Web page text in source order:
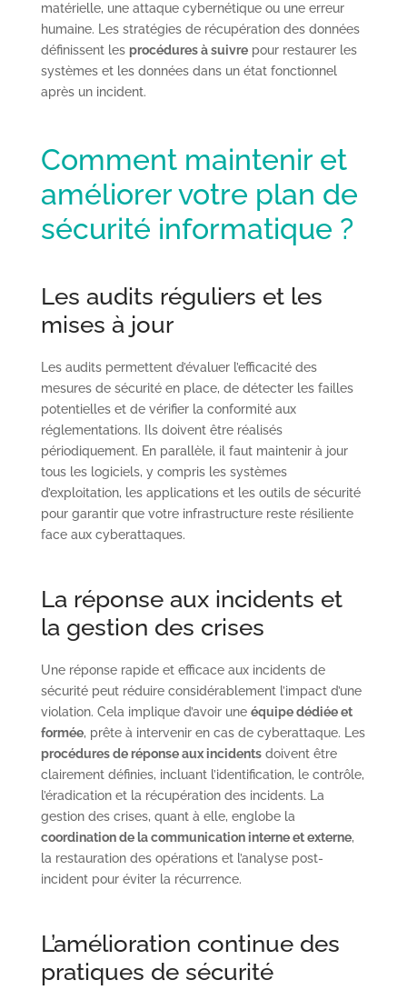
matérielle, une attaque cybernétique ou une erreur
humaine. Les stratégies de récupération des données
définissent les procédures à suivrepour restaurer les
systèmes et les données dans un état fonctionnel
après un incident.
Comment maintenir et
améliorer votre plan de
sécurité informatique ?
Les audits réguliers et les
mises à jour
Les audits permettent d’évaluer l’efficacité des
mesures de sécurité en place, de détecter les failles
potentielles et de vérifier la conformité aux
réglementations. Ils doivent être réalisés
périodiquement. En parallèle, il faut maintenir à jour
tous les logiciels, y compris les systèmes
d’exploitation, les applications et les outils de sécurité
pour garantir que votre infrastructure reste résiliente
face aux cyberattaques.
La réponse aux incidents et
la gestion des crises
Une réponse rapide et efficace aux incidents de
sécurité peut réduire considérablement l’impact d’une
violation. Cela implique d’avoir une équipe dédiée et
formée, prête à intervenir en cas de cyberattaque. Les
procédures de réponse aux incidentsdoivent être
clairement définies, incluant l’identification, le contrôle,
l’éradication et la récupération des incidents. La
gestion des crises, quant à elle, englobe la
coordination de la communication interne et externe,
la restauration des opérations et l’analyse post-
incident pour éviter la récurrence.
L’amélioration continue des
pratiques de sécurité